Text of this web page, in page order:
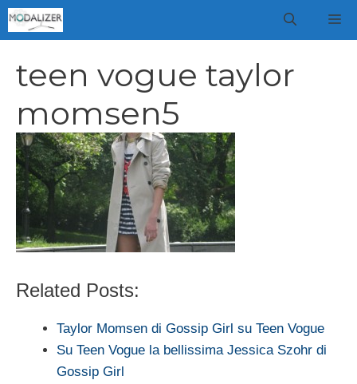
Vai
al
teen vogue taylor
momsen5
Related Posts:
Taylor Momsen di Gossip Girl su Teen Vogue
Su Teen Vogue la bellissima Jessica Szohr di
Gossip Girl